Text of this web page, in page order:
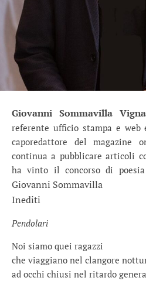
Giovanni Sommavilla Vigna
referente ufficio stampa e web
caporedattore del magazine
continua a pubblicare articoli
ha vinto il concorso di
Giovanni Sommavilla
Inediti
Pendolari
Noi siamo quei ragazzi
che viaggiano nel clangore
ad occhi chiusi nel ritardo